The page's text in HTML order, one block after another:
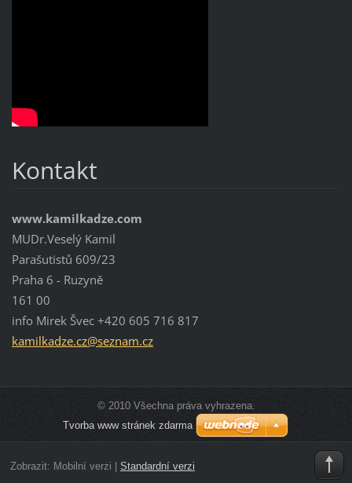
Kontakt
www.kamilkadze.com
MUDr.Veselý Kamil
Parašutistů 609/23
Praha 6 - Ruzyně
161 00
info Mirek Švec +420 605 716 817
kamilkadze.cz@seznam.cz
© 2010 Všechna práva vyhrazena.
Tvorba www stránek zdarma
Zobrazit: Mobilní verzi Standardní verzi